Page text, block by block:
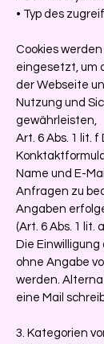
• Typ des
Cookies
eingesetzt, um
der Webseite
Nutzung und
gewährleisten,
Art. 6 Abs. 1 lit.
Name und E-
Anfragen zu
Angaben
(Art. 6 Abs. 1 lit.
Die
ohne Angabe
werden.
eine Mail
3. Kategorien